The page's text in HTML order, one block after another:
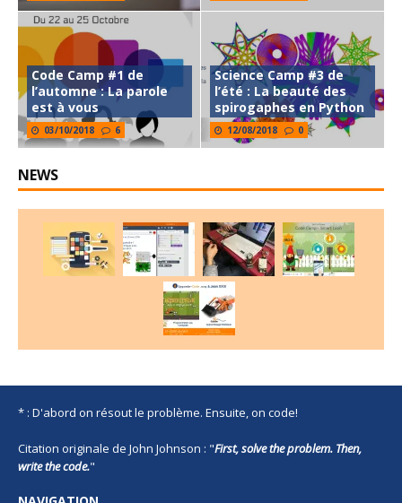
Code Camp #1 de
l’automne : La parole
est à vous
03/10/2018 6
Science Camp #3 de
l’été : La beauté des
spirogaphes en Python
12/08/2018 0
NEWS
* : D'abord on résout le problème. Ensuite, on code!
Citation originale de John Johnson : "First, solve the problem. Then,
write the code."